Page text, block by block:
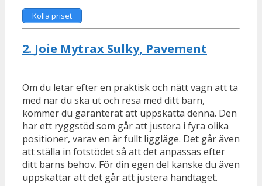
Kolla priset
2. Joie Mytrax Sulky, Pavement
Om du letar efter en praktisk och nätt vagn att ta
med när du ska ut och resa med ditt barn,
kommer du garanterat att uppskatta denna. Den
har ett ryggstöd som går att justera i fyra olika
positioner, varav en är fullt liggläge. Det går även
att ställa in fotstödet så att det anpassas efter
ditt barns behov. För din egen del kanske du även
uppskattar att det går att justera handtaget.